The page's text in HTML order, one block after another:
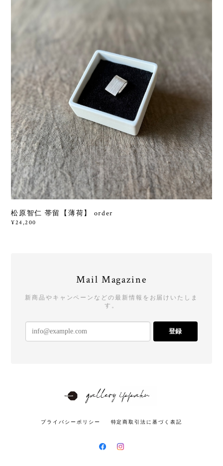
松原智仁 帯留【薄荷】 order
¥24,200
Mail Magazine
新商品やキャンペーンなどの最新情報をお届けいたしま
す。
登録
プライバシーポリシー 特定商取引法に基づく表記